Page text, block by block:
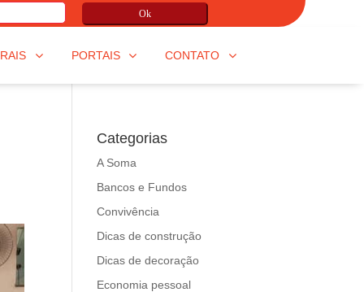
Ok
PORTAIS CONTATO
Categorias
A Soma
Bancos e Fundos
Convivência
Dicas de construção
Dicas de decoração
Economia pessoal